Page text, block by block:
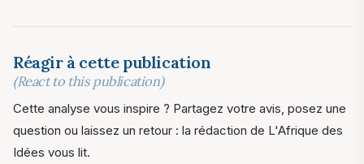
Réagir à cette publication
(React to this publication)
Cette analyse vous inspire ? Partagez votre avis, posez une
question ou laissez un retour : la rédaction de L'Afrique des
Idées vous lit.